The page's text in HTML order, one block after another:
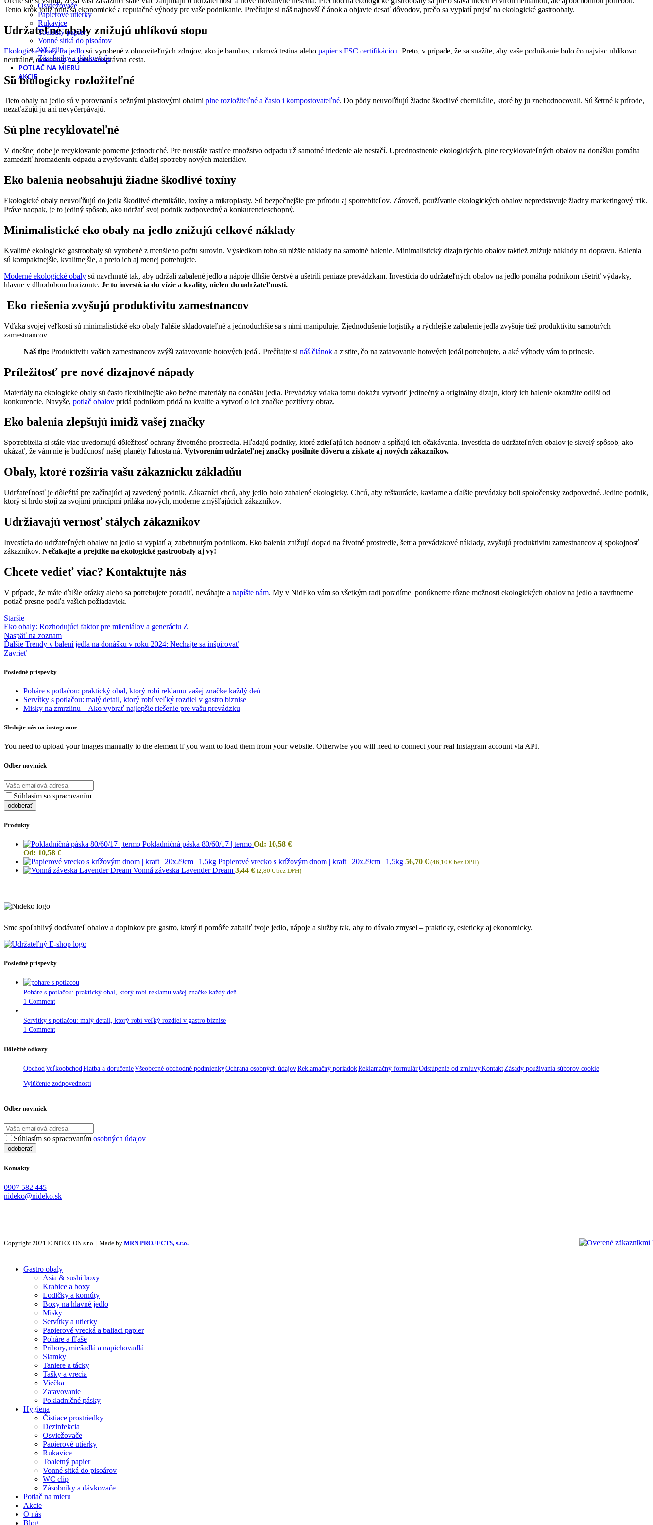
Osviežovače
Papierové utierky
Rukavice
Toaletný papier
Vonné sitká do pisoárov
WC clip
Zásobníky a dávkovače
POTLAČ NA MIERU
AKCIE
Tento krok totiž prináša ekonomické a reputačné výhody pre vaše podnikanie. Prečítajte si náš najnovší článok a objavte desať dôvodov, prečo sa vyplatí prejsť na ekologické gastroobaly.
Udržateľné obaly znižujú uhlíkovú stopu
Ekologické obaly na jedlo sú vyrobené z obnoviteľných zdrojov, ako je bambus, cukrová trstina alebo papier s FSC certifikáciou. Preto, v prípade, že sa snažíte, aby vaše podnikanie bolo čo najviac uhlíkovo
neutrálne, eko obaly na jedlo sú správna cesta.
Sú biologicky rozložiteľné
Tieto obaly na jedlo sú v porovnaní s bežnými plastovými obalmi plne rozložiteľné a často i kompostovateľné. Do pôdy neuvoľňujú žiadne škodlivé chemikálie, ktoré by ju znehodnocovali. Sú šetrné k prírode,
nezaťažujú ju ani nevyčerpávajú.
Sú plne recyklovateľné
V dnešnej dobe je recyklovanie pomerne jednoduché. Pre neustále rastúce množstvo odpadu už samotné triedenie ale nestačí. Uprednostnenie ekologických, plne recyklovateľných obalov na donášku pomáha
zamedziť hromadeniu odpadu a zvyšovaniu ďalšej spotreby nových materiálov.
Eko balenia neobsahujú žiadne škodlivé toxíny
Ekologické obaly neuvoľňujú do jedla škodlivé chemikálie, toxíny a mikroplasty. Sú bezpečnejšie pre prírodu aj spotrebiteľov. Zároveň, používanie ekologických obalov nepredstavuje žiadny marketingový trik.
Práve naopak, je to jediný spôsob, ako udržať svoj podnik zodpovedný a konkurencieschopný.
Minimalistické eko obaly na jedlo znižujú celkové náklady
Kvalitné ekologické gastroobaly sú vyrobené z menšieho počtu surovín. Výsledkom toho sú nižšie náklady na samotné balenie. Minimalistický dizajn týchto obalov taktiež znižuje náklady na dopravu. Balenia
sú kompaktnejšie, kvalitnejšie, a preto ich aj menej potrebujete.
Moderné ekologické obaly sú navrhnuté tak, aby udržali zabalené jedlo a nápoje dlhšie čerstvé a ušetrili peniaze prevádzkam. Investícia do udržateľných obalov na jedlo pomáha podnikom ušetriť výdavky,
hlavne v dlhodobom horizonte. Je to investícia do vízie a kvality, nielen do udržateľnosti.
Eko riešenia zvyšujú produktivitu zamestnancov
Vďaka svojej veľkosti sú minimalistické eko obaly ľahšie skladovateľné a jednoduchšie sa s nimi manipuluje. Zjednodušenie logistiky a rýchlejšie zabalenie jedla zvyšuje tiež produktivitu samotných
zamestnancov.
Náš tip: Produktivitu vašich zamestnancov zvýši zatavovanie hotových jedál. Prečítajte si náš článok a zistite, čo na zatavovanie hotových jedál potrebujete, a aké výhody vám to prinesie.
Príležitosť pre nové dizajnové nápady
Materiály na ekologické obaly sú často flexibilnejšie ako bežné materiály na donášku jedla. Prevádzky vďaka tomu dokážu vytvoriť jedinečný a originálny dizajn, ktorý ich balenie okamžite odlíši od
konkurencie. Navyše, potlač obalov pridá podnikom pridá na kvalite a vytvorí o ich značke pozitívny obraz.
Eko balenia zlepšujú imidž vašej značky
Spotrebitelia si stále viac uvedomujú dôležitosť ochrany životného prostredia. Hľadajú podniky, ktoré zdieľajú ich hodnoty a spĺňajú ich očakávania. Investícia do udržateľných obalov je skvelý spôsob, ako
ukázať, že vám nie je budúcnosť našej planéty ľahostajná. Vytvorením udržateľnej značky posilníte dôveru a získate aj nových zákazníkov.
Obaly, ktoré rozšíria vašu zákaznícku základňu
Udržateľnosť je dôležitá pre začínajúci aj zavedený podnik. Zákazníci chcú, aby jedlo bolo zabalené ekologicky. Chcú, aby reštaurácie, kaviarne a ďalšie prevádzky boli spoločensky zodpovedné. Jedine podnik,
ktorý si hrdo stojí za svojimi princípmi priláka nových, moderne zmýšľajúcich zákazníkov.
Udržiavajú vernosť stálych zákazníkov
Investícia do udržateľných obalov na jedlo sa vyplatí aj zabehnutým podnikom. Eko balenia znižujú dopad na životné prostredie, šetria prevádzkové náklady, zvyšujú produktivitu zamestnancov aj spokojnosť
zákazníkov. Nečakajte a prejdite na ekologické gastroobaly aj vy!
Chcete vedieť viac? Kontaktujte nás
V prípade, že máte ďalšie otázky alebo sa potrebujete poradiť, neváhajte a napíšte nám. My v NidEko vám so všetkým radi poradíme, ponúkneme rôzne možnosti ekologických obalov na jedlo a navrhneme
potlač presne podľa vašich požiadaviek.
Staršie
Eko obaly: Rozhodujúci faktor pre mileniálov a generáciu Z
Naspäť na zoznam
Ďalšie Trendy v balení jedla na donášku v roku 2024: Nechajte sa inšpirovať
Zavrieť
Posledné príspevky
Poháre s potlačou: praktický obal, ktorý robí reklamu vašej značke každý deň
Servítky s potlačou: malý detail, ktorý robí veľký rozdiel v gastro biznise
Misky na zmrzlinu – Ako vybrať najlepšie riešenie pre vašu prevádzku
Sledujte nás na instagrame
You need to upload your images manually to the element if you want to load them from your website. Otherwise you will need to connect your real Instagram account via API.
Odber noviniek
Súhlasím so spracovaním
Produkty
Pokladničná páska 80/60/17 | termo Od: 10,58 €
Od: 10,58 €
Papierové vrecko s krížovým dnom | kraft | 20x29cm | 1,5kg 56,70 € (46,10 € bez DPH)
Vonná záveska Lavender Dream 3,44 € (2,80 € bez DPH)
Sme spoľahlivý dodávateľ obalov a doplnkov pre gastro, ktorý ti pomôže zabaliť tvoje jedlo, nápoje a služby tak, aby to dávalo zmysel – prakticky, esteticky aj ekonomicky.
Posledné príspevky
Poháre s potlačou: praktický obal, ktorý robí reklamu vašej značke každý deň
1 Comment
Servítky s potlačou: malý detail, ktorý robí veľký rozdiel v gastro biznise
1 Comment
Dôležité odkazy
Obchod Veľkoobchod Platba a doručenieVšeobecné obchodné podmienkyOchrana osobných údajovReklamačný poriadokReklamačný formulárOdstúpenie od zmluvyKontakt Zásady používania súborov cookie
Vylúčenie zodpovednosti
Odber noviniek
Súhlasím so spracovaním osobných údajov
Kontakty
0907 582 445
nideko@nideko.sk
Copyright 2021 © NITOCON s.r.o. | Made by MRN PROJECTS, s.r.o.
Gastro obaly
Asia & sushi boxy
Krabice a boxy
Lodičky a kornúty
Boxy na hlavné jedlo
Misky
Servítky a utierky
Papierové vrecká a baliaci papier
Poháre a fľaše
Príbory, miešadlá a napichovadlá
Slamky
Taniere a tácky
Tašky a vrecia
Viečka
Zatavovanie
Pokladničné pásky
Hygiena
Čistiace prostriedky
Dezinfekcia
Osviežovače
Papierové utierky
Rukavice
Toaletný papier
Vonné sitká do pisoárov
WC clip
Zásobníky a dávkovače
Potlač na mieru
Akcie
O nás
Blog